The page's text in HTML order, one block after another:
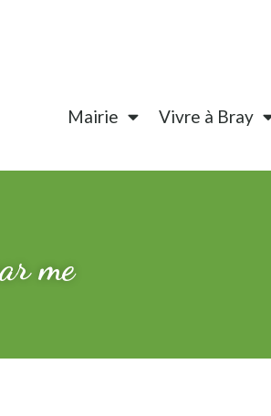
Mairie Vivre à Bray
me